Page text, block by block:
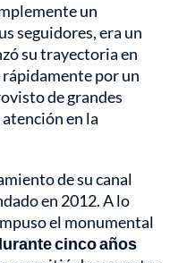
un
seguidores, era un
su trayectoria en
por un
de grandes
en la
de su canal
en 2012. A lo
el monumental
cinco años